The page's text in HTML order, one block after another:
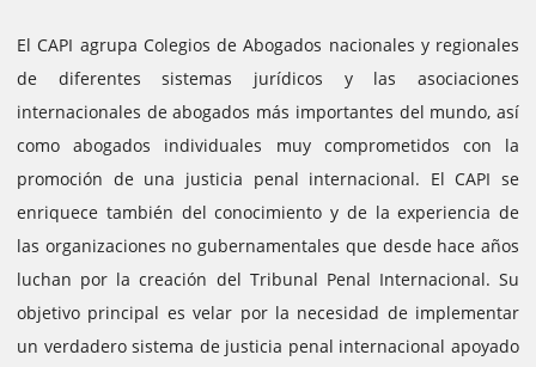
El CAPI agrupa Colegios de Abogados nacionales y regionales
de diferentes sistemas jurídicos y las asociaciones
internacionales de abogados más importantes del mundo, así
como abogados individuales muy comprometidos con la
promoción de una justicia penal internacional. El CAPI se
enriquece también del conocimiento y de la experiencia de
las organizaciones no gubernamentales que desde hace años
luchan por la creación del Tribunal Penal Internacional. Su
objetivo principal es velar por la necesidad de implementar
un verdadero sistema de justicia penal internacional apoyado